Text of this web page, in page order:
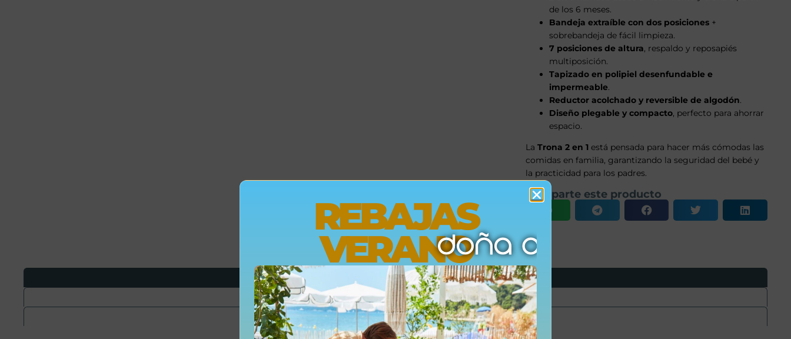
de los 6 meses.
Bandeja extraíble con dos posiciones +
sobrebandeja de fácil limpieza.
7 posiciones de altura, respaldo y reposapiés
multiposición.
Tapizado en polipiel desenfundable e
impermeable.
Reductor acolchado y reversible de algodón.
Diseño plegable y compacto, perfecto para ahorrar
espacio.
LaTrona 2 en 1 está pensada para hacer más cómodas las
comidas en familia, garantizando la seguridad del bebé y
la practicidad para los padres.
Comparte este producto
Opiniones
Envíos
Devoluciones
REBAJAS
VERANO